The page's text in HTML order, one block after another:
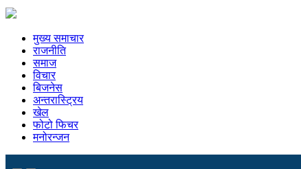
मुख्य समाचार
राजनीति
समाज
विचार
बिजनेस
अन्तरास्ट्रिय
खेल
फोटो फिचर
मनोरन्जन